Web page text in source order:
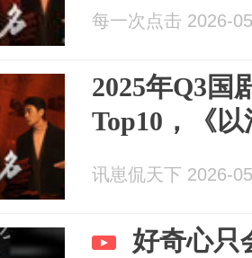
每一次点击 2026-
2025年Q3国
Top10，《
讯崽侃天下 2026-
好奇心只